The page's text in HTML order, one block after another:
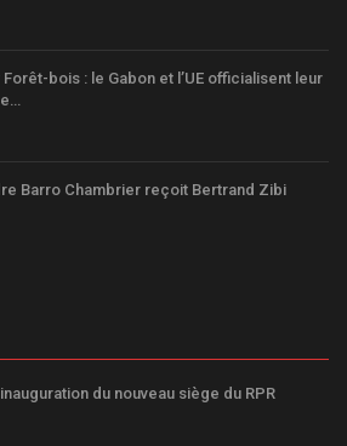
bois : le Gabon et l’UE officialisent leur
Barro Chambrier reçoit Bertrand Zibi
du nouveau siège du RPR